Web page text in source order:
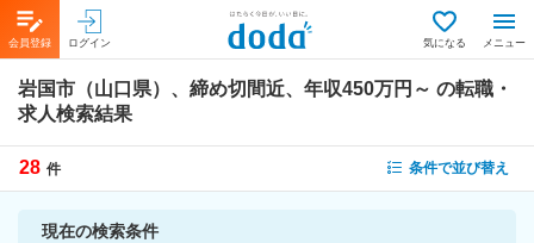
会員登録 ログイン 気になる メニュー
岩国市（山口県）、締め切間近、年収450万円～ の転職・
求人検索結果
28 件 条件で並び替え
現在の検索条件